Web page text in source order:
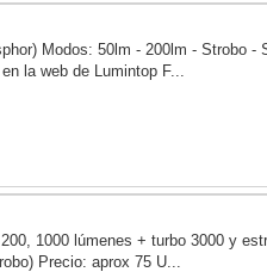
Modos: 50lm - 200lm - Strobo
la web de Lumintop F...
1000 lúmenes + turbo 3000 y
Precio: aprox 75 U...